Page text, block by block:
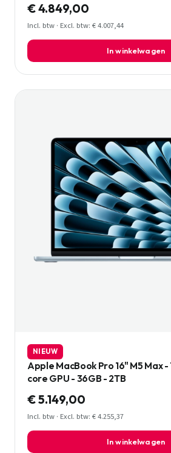
€ 4.849,00
Incl. btw · Excl. btw: € 4.007,44
In winkelwagen
NIEUW
Apple MacBook Pro 16" M5 Max -
core GPU - 36GB - 2TB
€ 5.149,00
Incl. btw · Excl. btw: € 4.255,37
In winkelwagen